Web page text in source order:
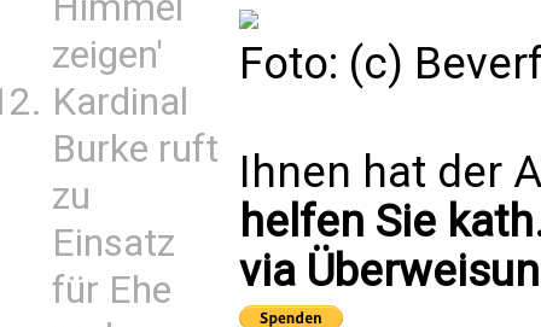
zeigen'
Kardinal
Burke ruft
zu
Einsatz
für Ehe
Foto: (c)
Ihnen hat der
helfen Sie
via